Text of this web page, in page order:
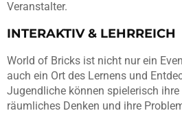
Veranstalter.
INTERAKTIV & LEHRREICH
World of Bricks ist nicht nur ein
auch ein Ort des Lernens und
Jugendliche können spielerisch
räumliches Denken und ihre